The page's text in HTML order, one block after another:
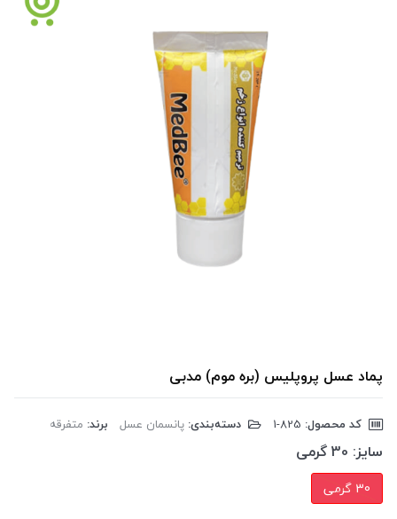
پماد عسل پروپلیس (بره موم) مدبی
کد محصول: دسته‌بندی: پانسمان عسل برند: متفرقه
سایز: 30 گرمی
30 گرمی